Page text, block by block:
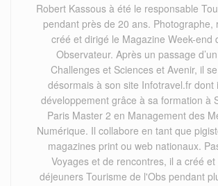
Robert Kassous à été le responsable
pendant près de 20 ans. Photographe,
créé et dirigé le Magazine Week-end
Observateur. Après un passage
Challenges et Sciences et Avenir, il
désormais à son site Infotravel.fr dont
développement grâce à sa formation à
Paris Master 2 en Management des
Numérique. Il collabore en tant que
magazines print ou web nationaux.
Voyages et de rencontres, il a créé
déjeuners Tourisme de l'Obs pendant